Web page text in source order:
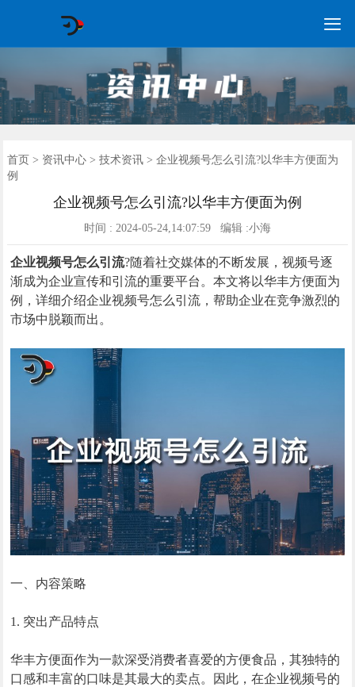

首页
GEO常见问题
GEO优化
海外GEO
网络营销
企业培训
软件开发
政策申报
资讯中心
关于我们
首页 > 资讯中心> 技术资讯> 企业视频号怎么引流?以华丰方便面为
例
企业视频号怎么引流?以华丰方便面为例
时间 : 2024-05-24,14:07:59 编辑 :小海
企业视频号怎么引流?随着社交媒体的不断发展，视频号逐
渐成为企业宣传和引流的重要平台。本文将以华丰方便面为
例，详细介绍企业视频号怎么引流，帮助企业在竞争激烈的
市场中脱颖而出。
一、内容策略
1. 突出产品特点
华丰方便面作为一款深受消费者喜爱的方便食品，其独特的
口感和丰富的口味是其最大的卖点。因此，在企业视频号的